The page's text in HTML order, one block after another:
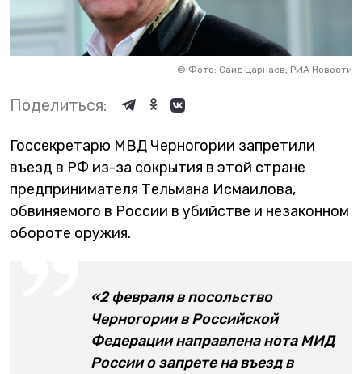
© Фото: Саид Царнаев, РИА Новости
Поделиться:
Госсекретарю МВД Черногории запретили
въезд в РФ из-за сокрытия в этой стране
предпринимателя Тельмана Исмаилова,
обвиняемого в России в убийстве и незаконном
обороте оружия.
«2 февраля в посольство
Черногории в Российской
Федерации направлена нота МИД
России о запрете на въезд в